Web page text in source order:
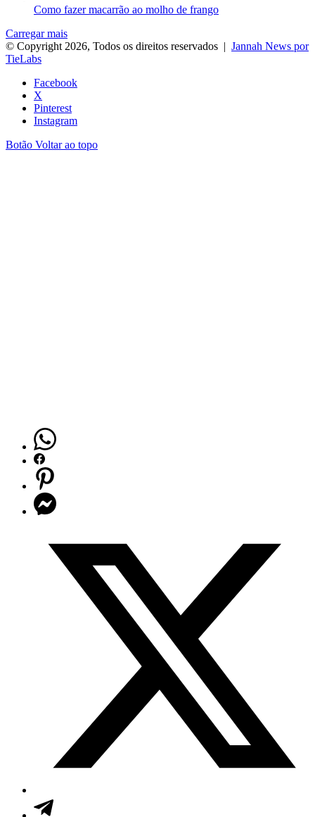
Como fazer macarrão ao molho de frango
Carregar mais
© Copyright 2026, Todos os direitos reservados | Jannah News por
TieLabs
Facebook
X
Pinterest
Instagram
Botão Voltar ao topo